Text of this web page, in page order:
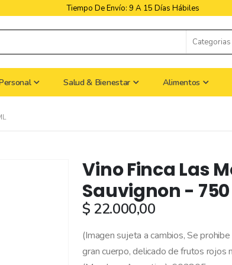
Tiempo De Envío: 9 A 15 Días Hábiles
Salud & Bienestar Alimentos
Vino Finca Las
Sauvignon -
$ 22.000,00
(Imagen sujeta a cambios, Se
gran cuerpo, delicado de frutos rojos